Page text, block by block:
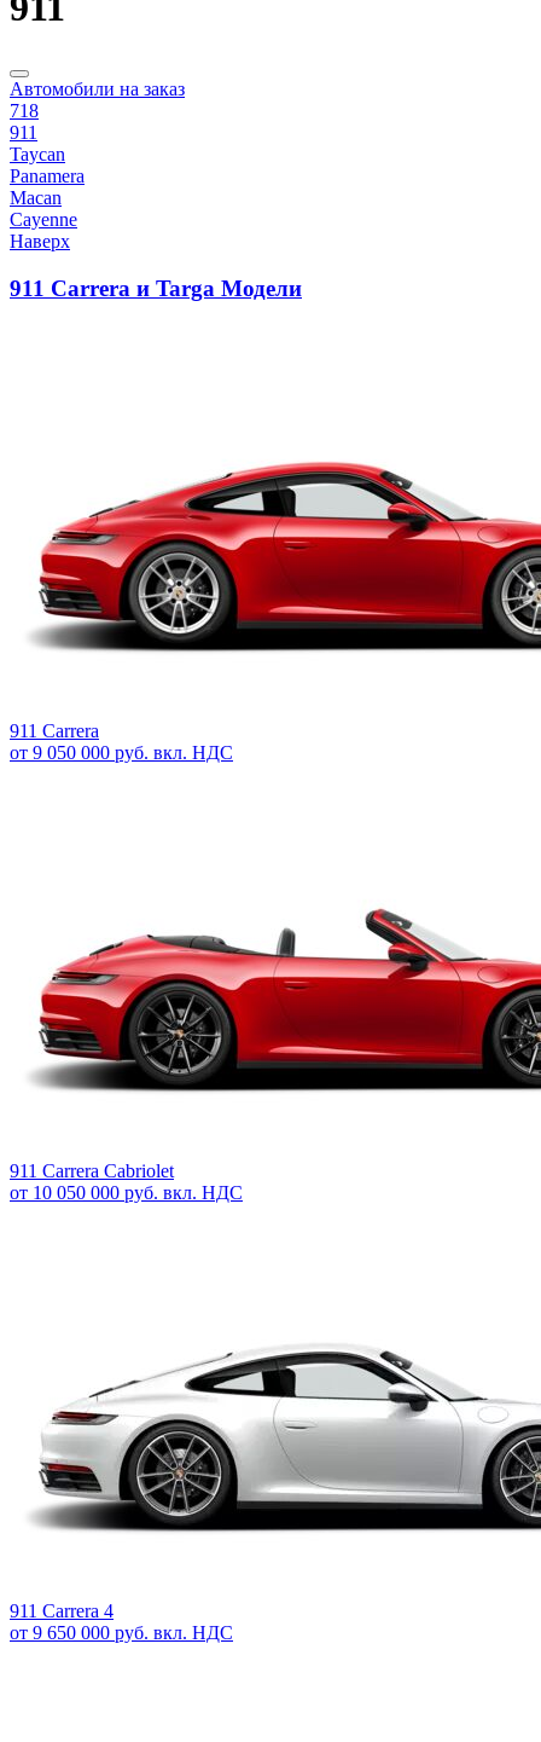
Автомобили на заказ
718
911
Taycan
Panamera
Macan
Cayenne
Наверх
911 Carrera и Targa Модели
911 Carrera
от 9 050 000 руб. вкл. НДС
911 Carrera Cabriolet
от 10 050 000 руб. вкл. НДС
911 Carrera 4
от 9 650 000 руб. вкл. НДС